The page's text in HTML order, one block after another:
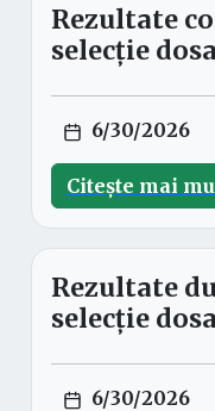
Rezultate
selecție
6/30/2026
Citește mai
Rezultate
selecție
6/30/2026